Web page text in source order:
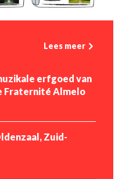
Lees meer
erfgoed van
Fraternité Almelo
Zuid-